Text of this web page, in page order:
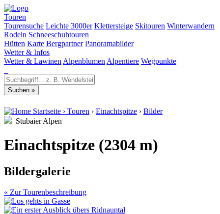
Touren
Tourensuche Leichte 3000er Klettersteige Skitouren Winterwandern
Rodeln Schneeschuhtouren
Hütten Karte Bergpartner Panoramabilder
Wetter & Infos
Wetter & Lawinen Alpenblumen Alpentiere Wegpunkte
Startseite › Touren › Einachtspitze › Bilder
Stubaier Alpen
Einachtspitze (2304 m)
Bildergalerie
« Zur Tourenbeschreibung